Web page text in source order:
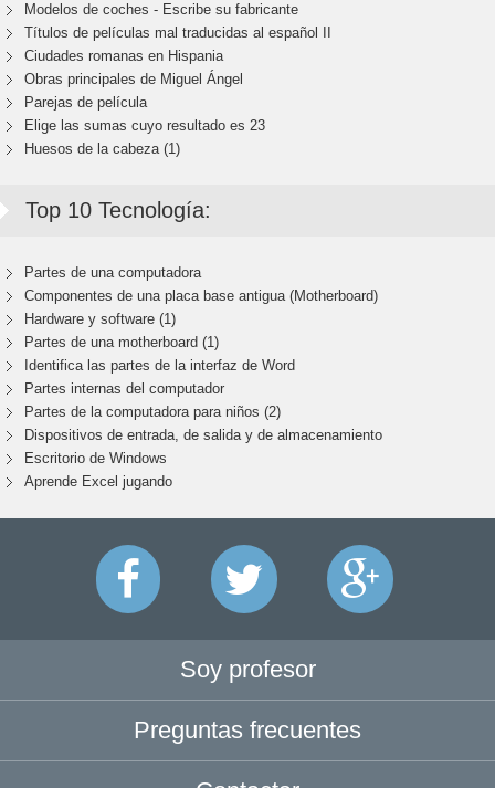
Modelos de coches - Escribe su fabricante
Títulos de películas mal traducidas al español II
Ciudades romanas en Hispania
Obras principales de Miguel Ángel
Parejas de película
Elige las sumas cuyo resultado es 23
Huesos de la cabeza (1)
Top 10 Tecnología:
Partes de una computadora
Componentes de una placa base antigua (Motherboard)
Hardware y software (1)
Partes de una motherboard (1)
Identifica las partes de la interfaz de Word
Partes internas del computador
Partes de la computadora para niños (2)
Dispositivos de entrada, de salida y de almacenamiento
Escritorio de Windows
Aprende Excel jugando
Soy profesor
Preguntas frecuentes